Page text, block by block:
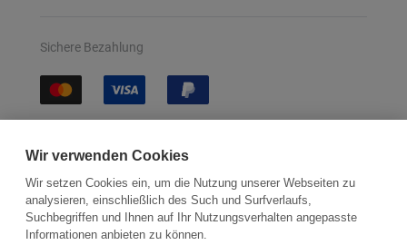
Sichere Bezahlung
Wir verwenden Cookies
Wir setzen Cookies ein, um die Nutzung unserer Webseiten zu
analysieren, einschließlich des Such und Surfverlaufs,
Suchbegriffen und Ihnen auf Ihr Nutzungsverhalten angepasste
Informationen anbieten zu können.